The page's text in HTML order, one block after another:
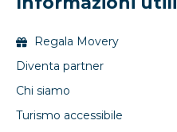
Regala Movery
Diventa partner
Chi siamo
Turismo accessibile